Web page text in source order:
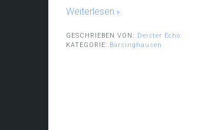
Weiterlesen
GESCHRIEBEN VON: Deister Echo
KATEGORIE: Barsinghausen